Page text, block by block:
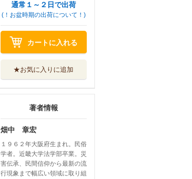
通常１～２日で出荷
(！お盆時期の出荷について！)
カートに入れる
★お気に入りに追加
著者情報
畑中 章宏
１９６２年大阪府生まれ。民俗
学者。近畿大学法学部卒業。災
害伝承、民間信仰から最新の流
行現象まで幅広い領域に取り組